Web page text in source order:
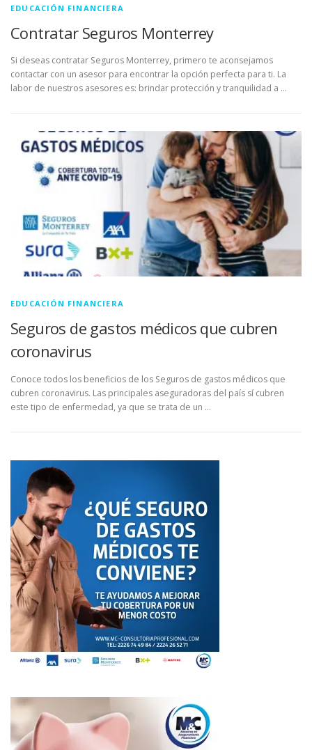
EDUCACIÓN FINANCIERA
Contratar Seguros Monterrey
Si deseas contratar Seguros Monterrey, primero te aconsejamos
contactar con un asesor para encontrar la opción perfecta para ti. La
labor de nuestros asesores es: brindar protección y tranquilidad a …
EDUCACIÓN FINANCIERA
Seguros de gastos médicos que cubren
coronavirus
Conoce todos los beneficios de los Seguros de gastos médicos que
cubren coronavirus. Las principales aseguradoras del país sí cubren
este tipo de enfermedad, ya que se trata de un …